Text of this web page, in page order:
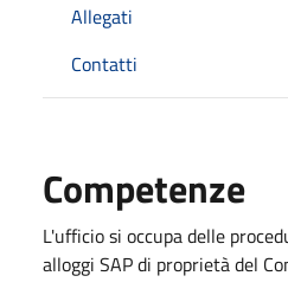
Allegati
Contatti
Competenze
L'ufficio si occupa delle
alloggi SAP di proprietà del